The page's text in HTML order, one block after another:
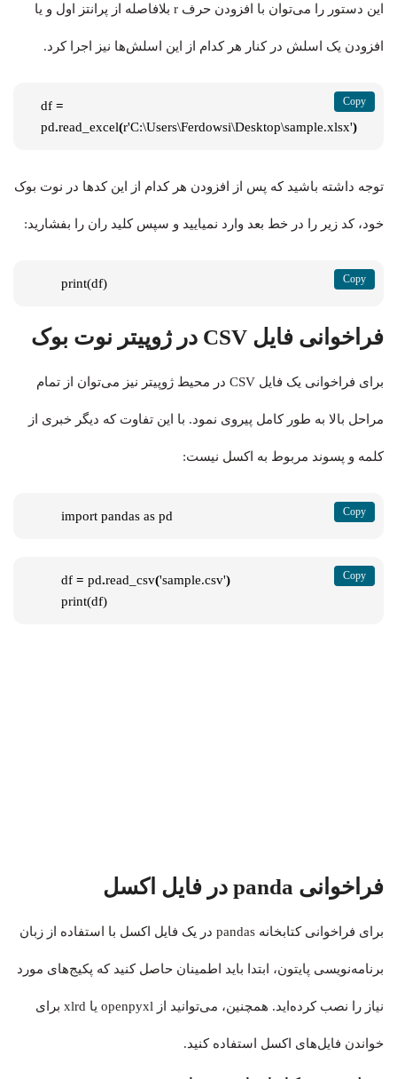
این دستور را می‌توان با افزودن حرف r بلافاصله از پرانتز اول و یا
افزودن یک اسلش در کنار هر کدام از این اسلش‌ها نیز اجرا کرد.
df =
pd.read_excel(r'C:\Users\Ferdowsi\Desktop\sample.xlsx')
توجه داشته باشید که پس از افزودن هر کدام از این کدها در نوت بوک
خود، کد زیر را در خط بعد وارد نمیایید و سپس کلید ران را بفشارید:
print(df)
فراخوانی فایل CSV در ژوپیتر نوت بوک
برای فراخوانی یک فایل CSV در محیط ژوپیتر نیز می‌توان از تمام
مراحل بالا به طور کامل پیروی نمود. با این تفاوت که دیگر خبری از
کلمه و پسوند مربوط به اکسل نیست:
import pandas as pd
df = pd.read_csv('sample.csv')
print(df)
فراخوانی panda در فایل اکسل
برای فراخوانی کتابخانه pandas در یک فایل اکسل با استفاده از زبان
برنامه‌نویسی پایتون، ابتدا باید اطمینان حاصل کنید که پکیج‌های مورد
نیاز را نصب کرده‌اید. همچنین، می‌توانید از openpyxl یا xlrd برای
خواندن فایل‌های اکسل استفاده کنید.